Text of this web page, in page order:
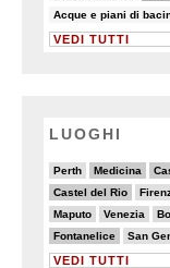
Acque e piani di
5/82
6/82
20/82
VEDI TUTTI
LUOGHI
Perth
3/20 Medicina
6/20
6/20
6/20
4/20
Castel del Rio
6/20
2/20
6/20
6/20
4/20
2/20
Maputo
4/20 Venezia
4/20
4/20
7/20
3/20
3/20
Fontanelice
6/20 San
2/20
4/20
VEDI TUTTI